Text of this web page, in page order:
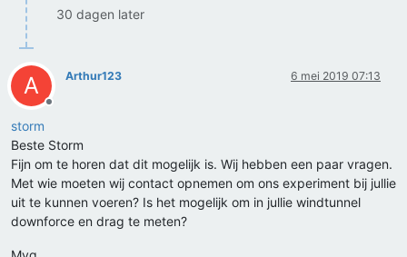
30 dagen later
A
Offline
Arthur123 6 mei 2019 07:13
storm
Beste Storm
Fijn om te horen dat dit mogelijk is. Wij hebben een paar vragen.
Met wie moeten wij contact opnemen om ons experiment bij jullie
uit te kunnen voeren? Is het mogelijk om in jullie windtunnel
downforce en drag te meten?